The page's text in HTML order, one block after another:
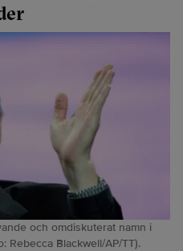
och omdiskuterat namn i
Rebecca Blackwell/AP/TT).